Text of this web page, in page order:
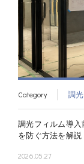
Category 調
調光フィルム導
を防ぐ方法を解説
2026.05.27